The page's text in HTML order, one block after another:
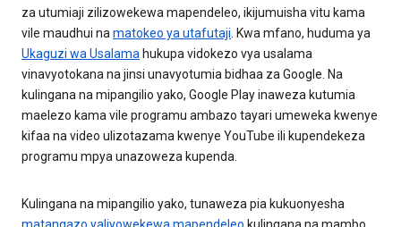
za utumiaji zilizowekewa mapendeleo, ikijumuisha vitu kama
vile maudhui na matokeo ya utafutaji . Kwa mfano, huduma ya
Ukaguzi wa Usalama hukupa vidokezo vya usalama
vinavyotokana na jinsi unavyotumia bidhaa za Google. Na
kulingana na mipangilio yako, Google Play inaweza kutumia
maelezo kama vile programu ambazo tayari umeweka kwenye
kifaa na video ulizotazama kwenye YouTube ili kupendekeza
programu mpya unazoweza kupenda.
Kulingana na mipangilio yako, tunaweza pia kukuonyesha
matangazo yaliyowekewa mapendeleo kulingana na mambo